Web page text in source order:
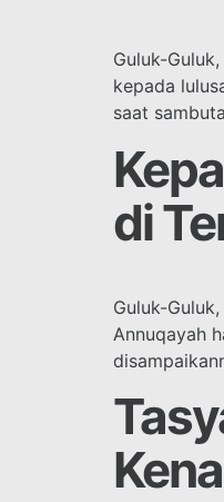
Guluk-
kepada
saat
di
Guluk-
Annuqayah